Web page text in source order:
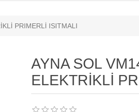
PRIMERLİ ISITMALI
AYNA SOL
ELEKTRİKLİ